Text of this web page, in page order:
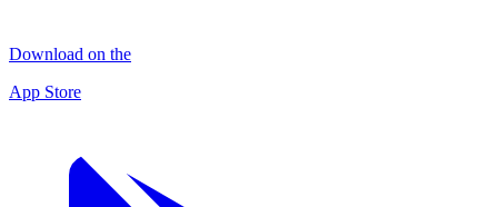
Download on the
App Store